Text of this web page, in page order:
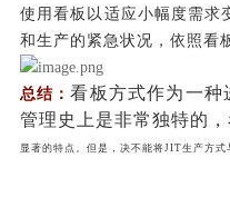
使用看板以适应小幅度需求
和生产的紧急状况，依照看
总结：看板方式作为一种
管理史上是非常独特的
显著的特点。但是，决不能将JIT生产方式